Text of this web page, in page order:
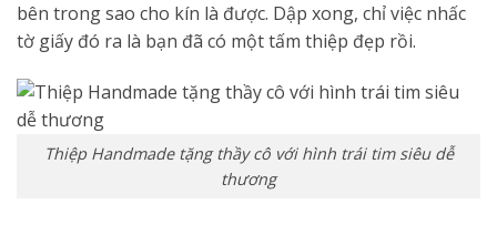
bên trong sao cho kín là được. Dập xong, chỉ việc nhấc
tờ giấy đó ra là bạn đã có một tấm thiệp đẹp rồi.
Thiệp Handmade tặng thầy cô với hình trái tim siêu dễ
thương